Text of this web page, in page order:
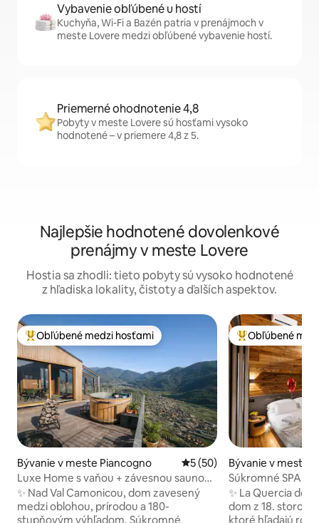
Vybavenie obľúbené u hostí
Kuchyňa, Wi-Fi a Bazén patria v prenájmoch v
meste Lovere medzi obľúbené vybavenie hostí.
Priemerné ohodnotenie 4,8
Pobyty v meste Lovere sú hosťami vysoko
hodnotené – v priemere 4,8 z 5.
Najlepšie hodnotené dovolenkové
prenájmy v meste Lovere
Hostia sa zhodli: tieto pobyty sú vysoko hodnotené
z hľadiska lokality, čistoty a ďalších aspektov.
Najobľúbenejšie medzi hosťami
Obľúbené medzi hosťami
Bývanie v meste Piancogno Priemerné ohodnotenie 5
5 (50)
Luxe Home s vaňou + závesnou saunou
v horách
✨ Nad Val Camonicou, dom zavesený
medzi oblohou, prírodou a 180-
stupňovým výhľadom. Súkromné
Najobľúbenejšie
Obľúbené
Bývanie v meste
Súkromné SPA s
výhľadom na
✨ La Quercia del
dom z 18.
ktoré hľadajú